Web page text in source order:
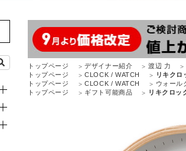
トップページ デザイナー紹介 渡辺 力
トップページ
CLOCK / WATCH
リキクロ
トップページ
CLOCK / WATCH ウォール
トップページ
ギフト可能商品 リキクロッ